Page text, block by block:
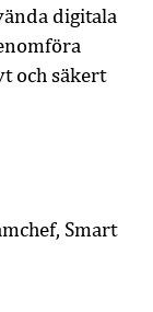
digitala
och säkert
Smart